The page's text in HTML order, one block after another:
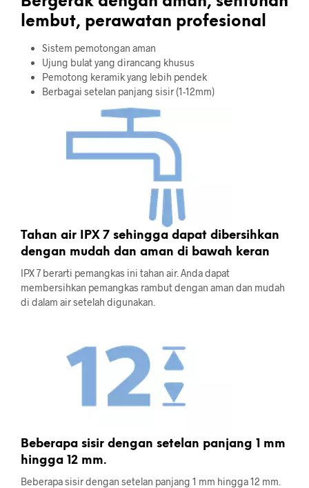
lembut, perawatan profesional
Sistem pemotongan aman
Ujung bulat yang dirancang khusus
Pemotong keramik yang lebih pendek
Berbagai setelan panjang sisir (1-12mm)
Tahan air IPX 7 sehingga dapat dibersihkan
dengan mudah dan aman di bawah keran
IPX 7 berarti pemangkas ini tahan air. Anda dapat
membersihkan pemangkas rambut dengan aman dan mudah
di dalam air setelah digunakan.
Beberapa sisir dengan setelan panjang 1 mm
hingga 12 mm.
Beberapa sisir dengan setelan panjang 1 mm hingga 12 mm.